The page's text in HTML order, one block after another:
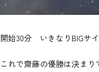
開始30分 いきなりBIGサ
これで齋藤の優勝は決まり